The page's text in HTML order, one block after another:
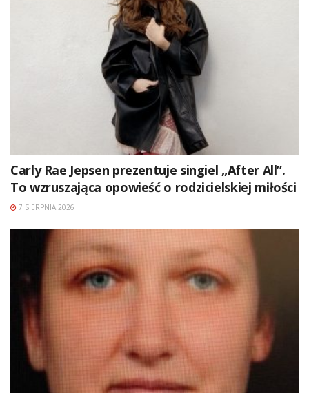
Carly Rae Jepsen prezentuje singiel „After All”.
To wzruszająca opowieść o rodzicielskiej miłości
7 SIERPNIA 2026